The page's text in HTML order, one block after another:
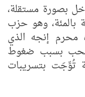
بصورة مستقلة،
بالمئة، وهو حزب
إنجه الذي
بسبب ضغوط
تُوِّجَت بتسريبات